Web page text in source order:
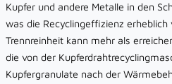
Kupfer und andere Metalle in den
was die Recyclingeffizienz erheblich
Trennreinheit kann mehr als
die von der
Kupfergranulate nach der